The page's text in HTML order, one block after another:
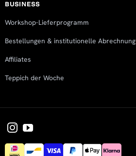
BUSINESS
Workshop-Lieferprogramm
Bestellungen & institutionelle Abrechnung
Affiliates
Teppich der Woche